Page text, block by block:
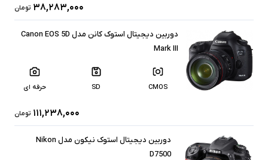
۳۸,۲۸۳,۰۰۰ تومان
دوربین دیجیتال استوک کانن مدل Canon EOS 5D
Mark III
CMOS
SD حرفه ای
۱۱۱,۲۳۸,۰۰۰ تومان
دوربین دیجیتال استوک نیکون مدل Nikon
D7500